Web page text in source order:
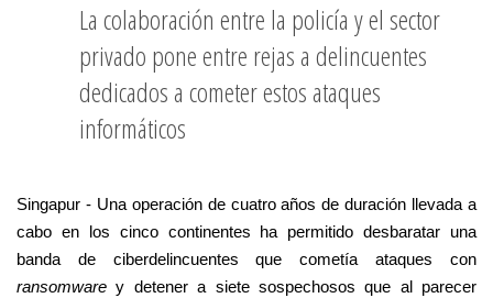
La colaboración entre la policía y el sector
privado pone entre rejas a delincuentes
dedicados a cometer estos ataques
informáticos
Singapur - Una operación de cuatro años de duración llevada a
cabo en los cinco continentes ha permitido desbaratar una
banda de ciberdelincuentes que cometía ataques con
ransomware y detener a siete sospechosos que al parecer